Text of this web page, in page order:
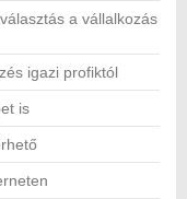
a vállalkozás
igazi profiktól
is